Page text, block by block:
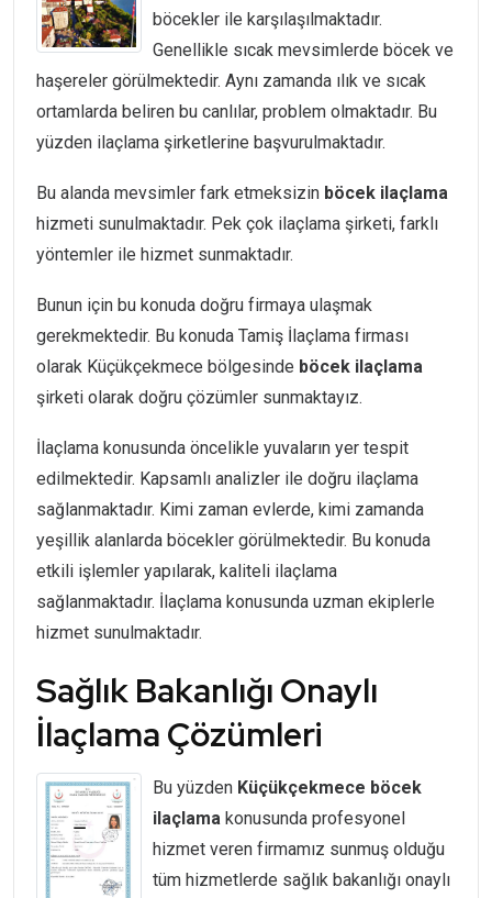
böcekler ile karşılaşılmaktadır.
Genellikle sıcak mevsimlerde böcek ve
haşereler görülmektedir. Aynı zamanda ılık ve sıcak
ortamlarda beliren bu canlılar, problem olmaktadır. Bu
yüzden ilaçlama şirketlerine başvurulmaktadır.
Bu alanda mevsimler fark etmeksizin böcek ilaçlama
hizmeti sunulmaktadır. Pek çok ilaçlama şirketi, farklı
yöntemler ile hizmet sunmaktadır.
Bunun için bu konuda doğru firmaya ulaşmak
gerekmektedir. Bu konuda Tamiş İlaçlama firması
olarak Küçükçekmece bölgesinde böcek ilaçlama
şirketi olarak doğru çözümler sunmaktayız.
İlaçlama konusunda öncelikle yuvaların yer tespit
edilmektedir. Kapsamlı analizler ile doğru ilaçlama
sağlanmaktadır. Kimi zaman evlerde, kimi zamanda
yeşillik alanlarda böcekler görülmektedir. Bu konuda
etkili işlemler yapılarak, kaliteli ilaçlama
sağlanmaktadır. İlaçlama konusunda uzman ekiplerle
hizmet sunulmaktadır.
Sağlık Bakanlığı Onaylı
İlaçlama Çözümleri
Bu yüzden Küçükçekmece böcek
ilaçlama konusunda profesyonel
hizmet veren firmamız sunmuş olduğu
tüm hizmetlerde sağlık bakanlığı onaylı